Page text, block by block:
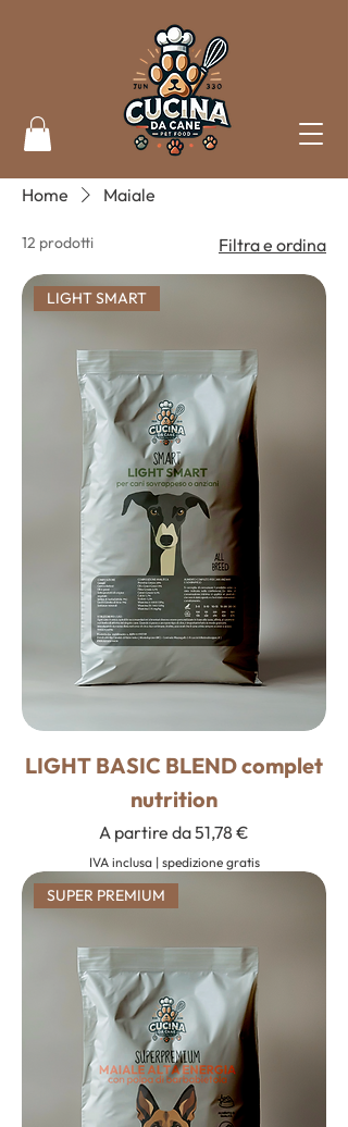
Home Maiale
12 prodotti Filtra e ordina
LIGHT SMART
LIGHT BASIC BLEND complet
nutrition
A partire da51,78 €
Prezzo scontato
IVA inclusa| spedizione gratis
SUPER PREMIUM